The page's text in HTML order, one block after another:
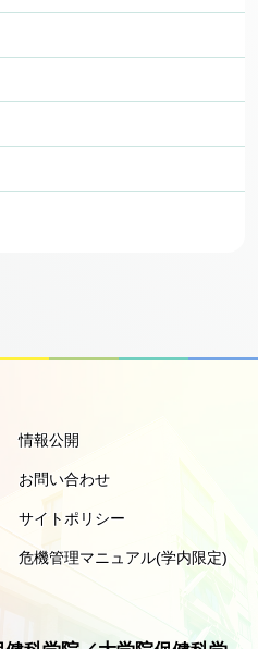
情報公開
お問い合わせ
サイトポリシー
危機管理マニュアル(学内限定)